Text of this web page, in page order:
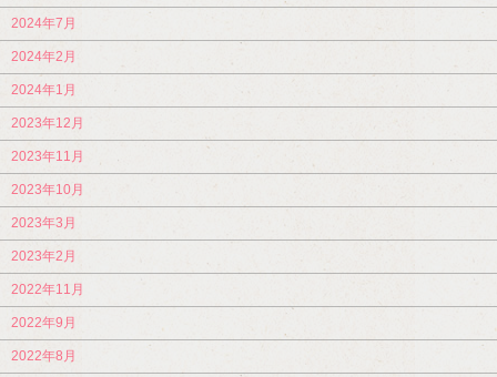
2024年7月
2024年2月
2024年1月
2023年12月
2023年11月
2023年10月
2023年3月
2023年2月
2022年11月
2022年9月
2022年8月